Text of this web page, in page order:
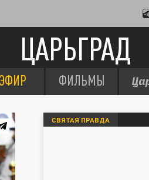
ЦАРЬГРАД
ЭФИР ФИЛЬМЫ
СВЯТАЯ ПРАВДА